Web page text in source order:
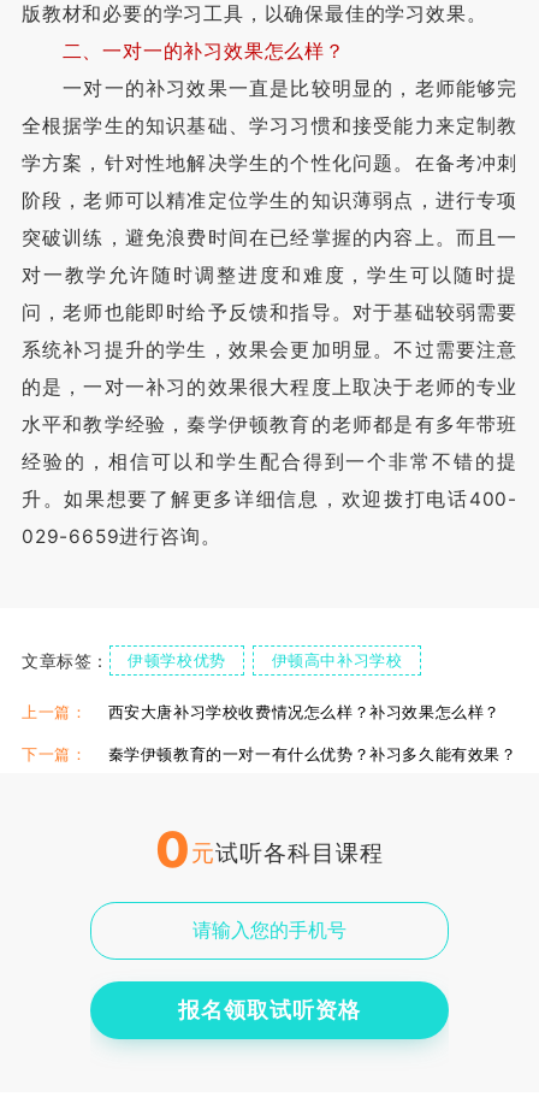
版教材和必要的学习工具，以确保最佳的学习效果。
二、一对一的补习效果怎么样？
一对一的补习效果一直是比较明显的，老师能够完
全根据学生的知识基础、学习习惯和接受能力来定制教
学方案，针对性地解决学生的个性化问题。在备考冲刺
阶段，老师可以精准定位学生的知识薄弱点，进行专项
突破训练，避免浪费时间在已经掌握的内容上。而且一
对一教学允许随时调整进度和难度，学生可以随时提
问，老师也能即时给予反馈和指导。对于基础较弱需要
系统补习提升的学生，效果会更加明显。不过需要注意
的是，一对一补习的效果很大程度上取决于老师的专业
水平和教学经验，秦学伊顿教育的老师都是有多年带班
经验的，相信可以和学生配合得到一个非常不错的提
升。如果想要了解更多详细信息，欢迎拨打电话400-
029-6659进行咨询。
文章标签： 伊顿学校优势 伊顿高中补习学校
伊顿高中一对一补习 伊顿高三辅导班
上一篇： 西安大唐补习学校收费情况怎么样？补习效果怎么样？
下一篇： 秦学伊顿教育的一对一有什么优势？补习多久能有效果？
0元试听各科目课程
报名领取试听资格